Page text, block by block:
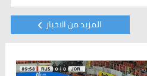
المزيد من الاخبار